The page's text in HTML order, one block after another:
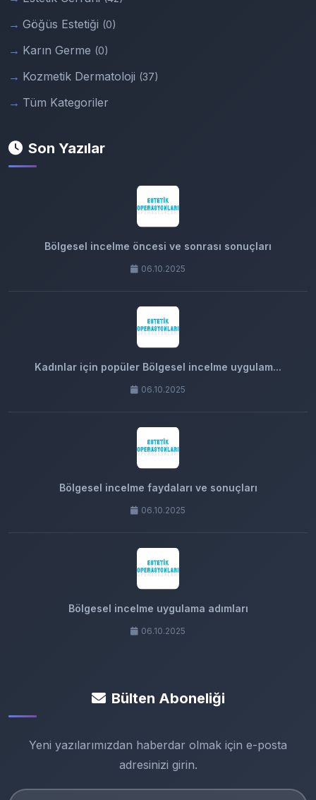
Göğüs Estetiği (0)
Karın Germe (0)
Kozmetik Dermatoloji (37)
Tüm Kategoriler
Son Yazılar
Bölgesel incelme öncesi ve sonrası sonuçları
06.10.2025
Kadınlar için popüler Bölgesel incelme uygulam...
06.10.2025
Bölgesel incelme faydaları ve sonuçları
06.10.2025
Bölgesel incelme uygulama adımları
06.10.2025
Bülten Aboneliği
Yeni yazılarımızdan haberdar olmak için e-posta
adresinizi girin.